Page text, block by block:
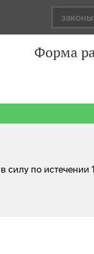
Форма
силу по